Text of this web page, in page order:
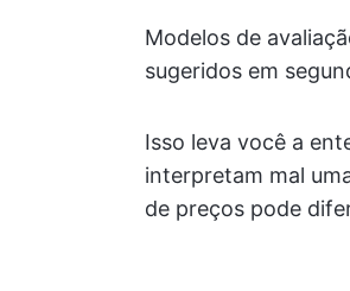
Modelos de
sugeridos em
Isso leva você a
interpretam mal
de preços pode